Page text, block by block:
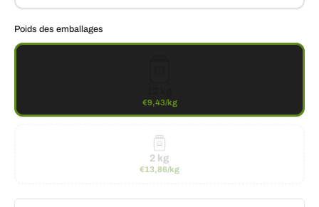
Poids des emballages
€9,43/kg
2 kg
€13,86/kg